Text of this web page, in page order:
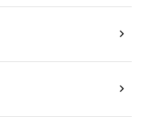
約40㎝